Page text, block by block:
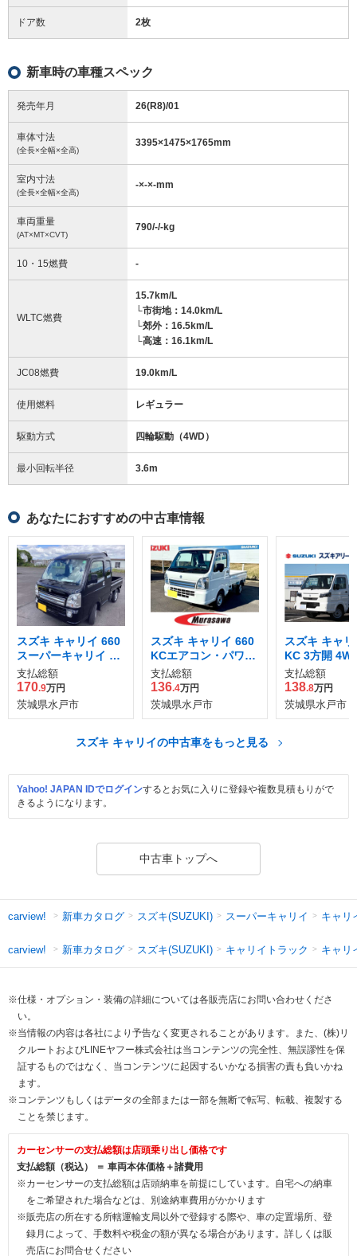
ドア数 2枚
新車時の車種スペック
発売年月 26(R8)/01
車体寸法
(全長×全幅×全高)
3395×1475×1765mm
室内寸法
(全長×全幅×全高)
-×-×-mm
車両重量
(AT×MT×CVT)
790/-/-kg
10・15燃費 -
WLTC燃費
15.7km/L
└市街地：14.0km/L
└郊外：16.5km/L
└高速：16.1km/L
JC08燃費 19.0km/L
使用燃料 レギュラー
駆動方式 四輪駆動（4WD）
最小回転半径 3.6m
あなたにおすすめの中古車情報
スズキ キャリイ 660
スーパーキャリイ X
3方開 4WD
支払総額
170.9万円
茨城県水戸市
スズキ キャリイ 660
KCエアコン・パワス
テ 3方開 4WD
支払総額
136.4万円
茨城県水戸市
スズキ キャ
KC 3方開
支払総額
138.8万円
茨城県水戸市
スズキ キャリイの中古車をもっと見る
Yahoo! JAPAN IDでログインするとお気に入りに登録や複数見積もりがで
きるようになります。
中古車トップへ
carview! 新車カタログ スズキ(SUZUKI) スーパーキャリイ キャリ
carview! 新車カタログ スズキ(SUZUKI) キャリイトラック キャリ
※仕様・オプション・装備の詳細については各販売店にお問い合わせくださ
い。
※当情報の内容は各社により予告なく変更されることがあります。また、(株)リ
クルートおよびLINEヤフー株式会社は当コンテンツの完全性、無誤謬性を保
証するものではなく、当コンテンツに起因するいかなる損害の責も負いかね
ます。
※コンテンツもしくはデータの全部または一部を無断で転写、転載、複製する
ことを禁じます。
カーセンサーの支払総額は店頭乗り出し価格です
支払総額（税込） ＝ 車両本体価格＋諸費用
※カーセンサーの支払総額は店頭納車を前提にしています。自宅への納車
をご希望された場合などは、別途納車費用がかかります
※販売店の所在する所轄運輸支局以外で登録する際や、車の定置場所、登
録月によって、手数料や税金の額が異なる場合があります。詳しくは販
売店にお問合せください